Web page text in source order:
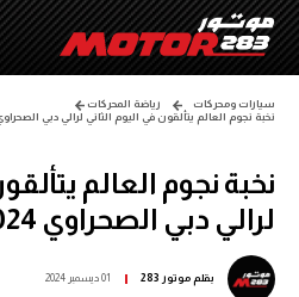
سيارات ومحركات
رياضة المحركات
نخبة نجوم العالم يتألقون في اليوم الثاني لرالي دبي الصحراوي
نخبة نجوم العالم
لرالي دبي الصحراوي 2024
بقلمموتور 283 01 ديسمبر 2024